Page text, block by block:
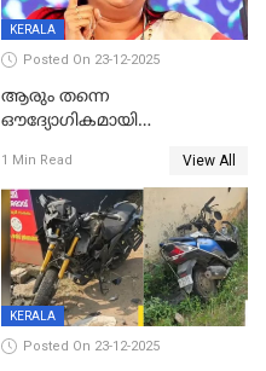
KERALA
Posted On 23-12-2025
ആരും തന്നെ
ഔദ്യോഗികമായി
കണ്ടെത്താൻ ഇന്ന് കോർ
കമ്മിറ്റി കൂടിയില്ല';
അതൃപ്തിയുമായി ദീപ്തി മേരി
വർഗീസ്
1 Min Read View All
KERALA
Posted On 23-12-2025